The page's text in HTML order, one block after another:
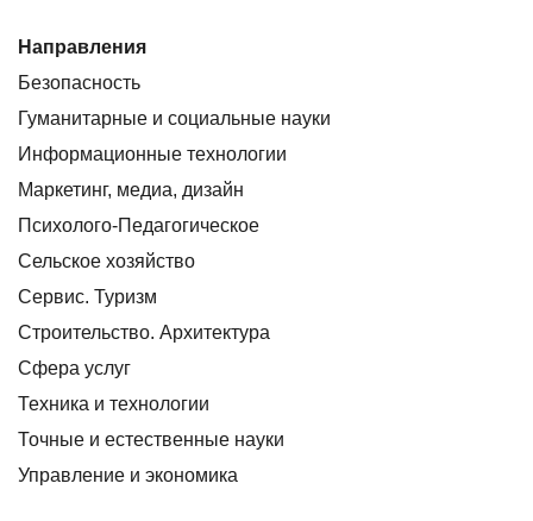
Направления
Безопасность
Гуманитарные и социальные науки
Информационные технологии
Маркетинг, медиа, дизайн
Психолого-Педагогическое
Сельское хозяйство
Сервис. Туризм
Строительство. Архитектура
Сфера услуг
Техника и технологии
Точные и естественные науки
Управление и экономика